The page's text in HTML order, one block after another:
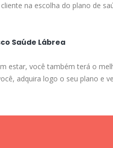
na escolha do plano de
Saúde Lábrea
estar, você também terá o
adquira logo o seu plano e